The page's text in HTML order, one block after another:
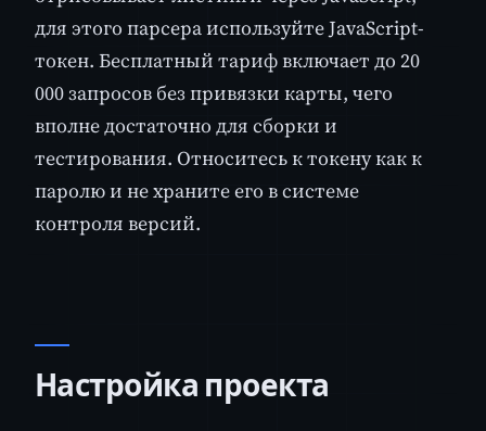
для этого парсера используйте JavaScript-
токен. Бесплатный тариф включает до 20
000 запросов без привязки карты, чего
вполне достаточно для сборки и
тестирования. Относитесь к токену как к
паролю и не храните его в системе
контроля версий.
Настройка проекта